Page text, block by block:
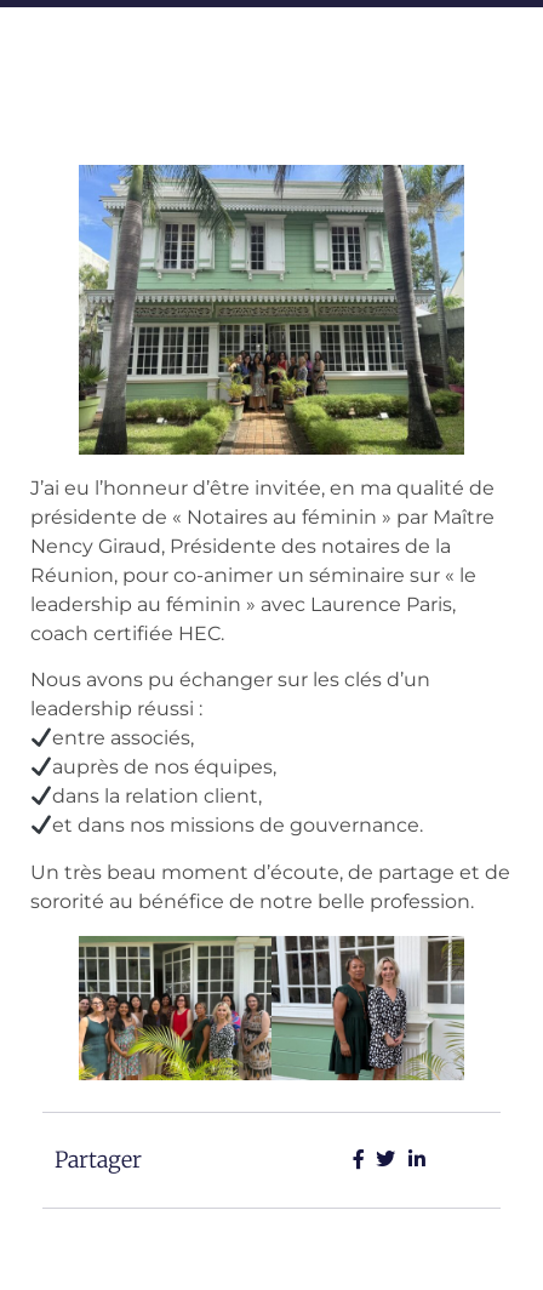
J’ai eu l’honneur d’être invitée, en ma qualité de
présidente de « Notaires au féminin » par Maître
Nency Giraud, Présidente des notaires de la
Réunion, pour co-animer un séminaire sur « le
leadership au féminin » avec Laurence Paris,
coach certifiée HEC.
Nous avons pu échanger sur les clés d’un
leadership réussi :
entre associés,
auprès de nos équipes,
dans la relation client,
et dans nos missions de gouvernance.
Un très beau moment d’écoute, de partage et de
sororité au bénéfice de notre belle profession.
Partager